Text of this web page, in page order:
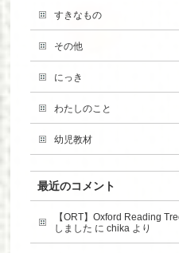
すきなもの
その他
にっき
わたしのこと
幼児教材
最近のコメント
【ORT】Oxford Reading
しました にchika より